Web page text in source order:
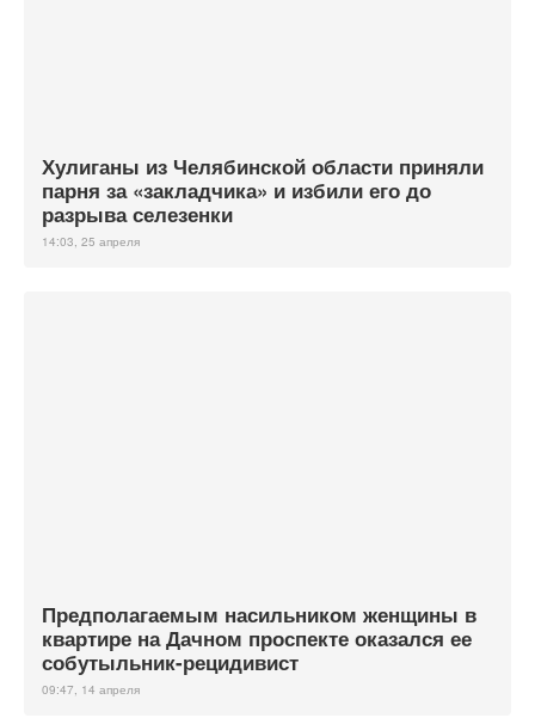
Хулиганы из Челябинской области приняли
парня за «закладчика» и избили его до
разрыва селезенки
14:03, 25 апреля
Предполагаемым насильником женщины в
квартире на Дачном проспекте оказался ее
собутыльник-рецидивист
09:47, 14 апреля